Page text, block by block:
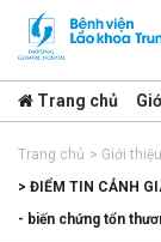
Trang chủ
Trang chủ > Giới thiệu
> ĐIỂM TIN CẢNH
- biến chứng tổn